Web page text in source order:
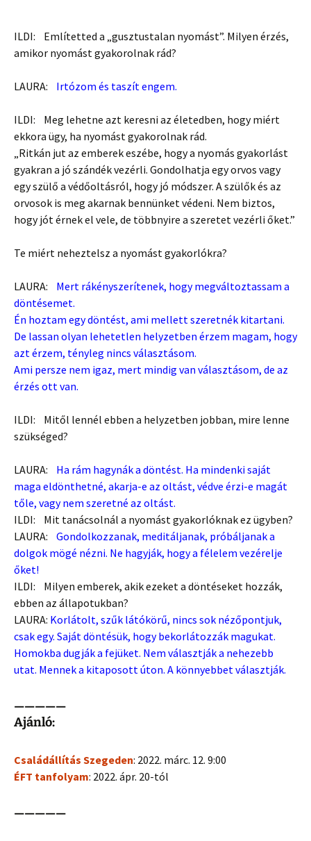
ILDI: Említetted a „gusztustalan nyomást”. Milyen érzés,
amikor nyomást gyakorolnak rád?
LAURA: Irtózom és taszít engem.
ILDI: Meg lehetne azt keresni az életedben, hogy miért
ekkora ügy, ha nyomást gyakorolnak rád.
„Ritkán jut az emberek eszébe, hogy a nyomás gyakorlást
gyakran a jó szándék vezérli. Gondolhatja egy orvos vagy
egy szülő a védőoltásról, hogy jó módszer. A szülők és az
orvosok is meg akarnak bennünket védeni. Nem biztos,
hogy jót érnek el vele, de többnyire a szeretet vezérli őket.”
Te miért neheztelsz a nyomást gyakorlókra?
LAURA: Mert rákényszerítenek, hogy megváltoztassam a
döntésemet.
Én hoztam egy döntést, ami mellett szeretnék kitartani.
De lassan olyan lehetetlen helyzetben érzem magam, hogy
azt érzem, tényleg nincs választásom.
Ami persze nem igaz, mert mindig van választásom, de az
érzés ott van.
ILDI: Mitől lennél ebben a helyzetben jobban, mire lenne
szükséged?
LAURA: Ha rám hagynák a döntést. Ha mindenki saját
maga eldönthetné, akarja-e az oltást, védve érzi-e magát
tőle, vagy nem szeretné az oltást.
ILDI: Mit tanácsolnál a nyomást gyakorlóknak ez ügyben?
LAURA: Gondolkozzanak, meditáljanak, próbáljanak a
dolgok mögé nézni. Ne hagyják, hogy a félelem vezérelje
őket!
ILDI: Milyen emberek, akik ezeket a döntéseket hozzák,
ebben az állapotukban?
LAURA: Korlátolt, szűk látókörű, nincs sok nézőpontjuk,
csak egy. Saját döntésük, hogy bekorlátozzák magukat.
Homokba dugják a fejüket. Nem választják a nehezebb
utat. Mennek a kitaposott úton. A könnyebbet választják.
—————
Ajánló:
Családállítás Szegeden: 2022. márc. 12. 9:00
ÉFT tanfolyam: 2022. ápr. 20-tól
—————